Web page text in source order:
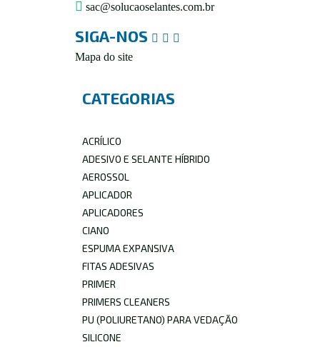
sac@solucaoselantes.com.br
SIGA-NOS
Mapa do site
CATEGORIAS
ACRÍLICO
ADESIVO E SELANTE HÍBRIDO
AEROSSOL
APLICADOR
APLICADORES
CIANO
ESPUMA EXPANSIVA
FITAS ADESIVAS
PRIMER
PRIMERS CLEANERS
PU (POLIURETANO) PARA VEDAÇÃO
SILICONE